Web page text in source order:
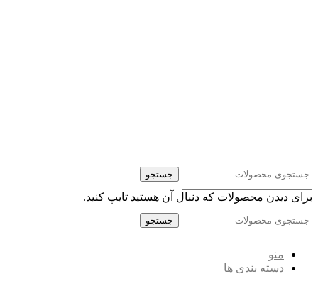
جستجو
برای دیدن محصولات که دنبال آن هستید تایپ کنید.
جستجو
منو
دسته بندی ها